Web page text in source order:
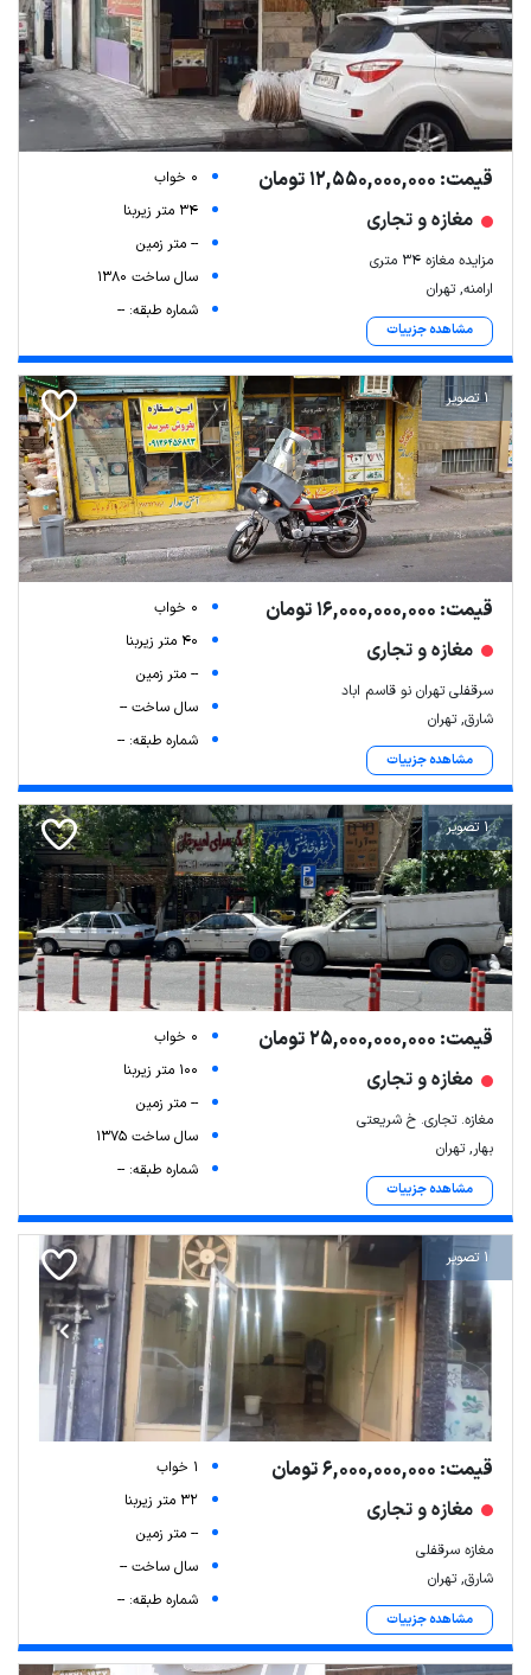
قیمت: 12,550,000,000 تومان
مغازه و تجاری
مزایده مغازه ۳۴ متری
ارامنه, تهران
مشاهده جزییات
0 خواب
34 متر زیربنا
-- متر زمین
سال ساخت 1380
شماره طبقه: --
1 تصویر
قیمت: 16,000,000,000 تومان
مغازه و تجاری
سرقفلی تهران نو قاسم اباد
شارق, تهران
مشاهده جزییات
0 خواب
40 متر زیربنا
-- متر زمین
سال ساخت --
شماره طبقه: --
1 تصویر
قیمت: 25,000,000,000 تومان
مغازه و تجاری
مغازه. تجاری. خ شریعتی
بهار, تهران
مشاهده جزییات
0 خواب
100 متر زیربنا
-- متر زمین
سال ساخت 1375
شماره طبقه: --
1 تصویر
قیمت: 6,000,000,000 تومان
مغازه و تجاری
مغازه سرقفلی
شارق, تهران
مشاهده جزییات
1 خواب
32 متر زیربنا
-- متر زمین
سال ساخت --
شماره طبقه: --